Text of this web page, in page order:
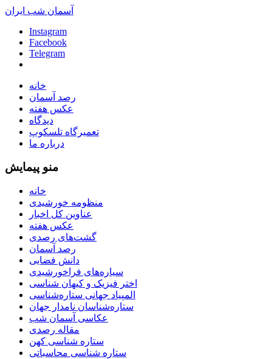
آسمان شب ایران
Instagram
Facebook
Telegram
خانه
رصد آسمان
عکس هفته
دیدگاه
تعمیرگاه تلسکوپ
درباره ما
منو پیمایش
خانه
منظومه خورشیدی
عناوین کل اخبار
عکس هفته
گشت‌های رصدی
رصد آسمان
دانش فضایی
سیاره‌های فراخورشیدی
اختر فیزیک و کیهان شناسی
المپیاد جهانی ستاره‌شناسی
ستاره‌شناسان نامدار جهان
عکاسی آسمان شب
مقاله رصدی
ستاره شناسی کهن
ستاره شناسی محاسباتی